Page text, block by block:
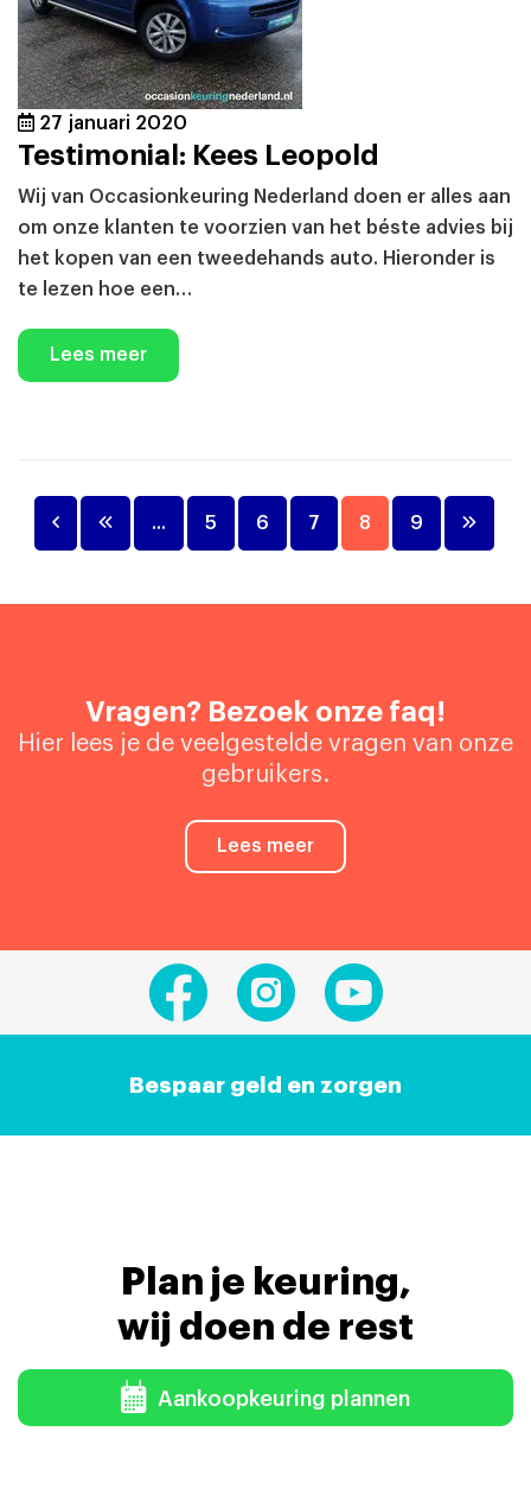
27 januari 2020
Testimonial: Kees Leopold
Wij van Occasionkeuring Nederland doen er alles aan
om onze klanten te voorzien van het béste advies bij
het kopen van een tweedehands auto. Hieronder is
te lezen hoe een…
Lees meer
... 5 6 7 8 9
Vragen? Bezoek onze faq!
Hier lees je de veelgestelde vragen van onze
gebruikers.
Lees meer
Bespaar geld en zorgen
Plan je keuring,
wij doen de rest
Aankoopkeuring plannen